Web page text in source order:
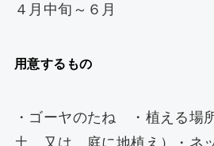
a
４月中旬～６月
用意するもの
・ゴーヤのたね ・植える場
土 又は 庭に地植え）・ネ